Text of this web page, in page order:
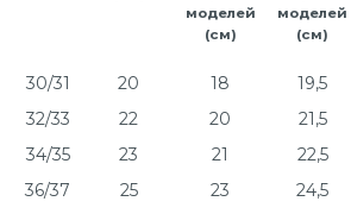
моделей
(см)
моделей
(см)
30/31 20 18 19,5
32/33
22 20 21,5
34/35
23 21 22,5
36/37
25 23 24,5